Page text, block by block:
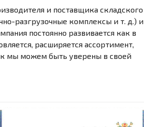
и поставщика складского
разгрузочные комплексы и т. д.) и
постоянно развивается как в
расширяется ассортимент,
мы можем быть уверены в своей